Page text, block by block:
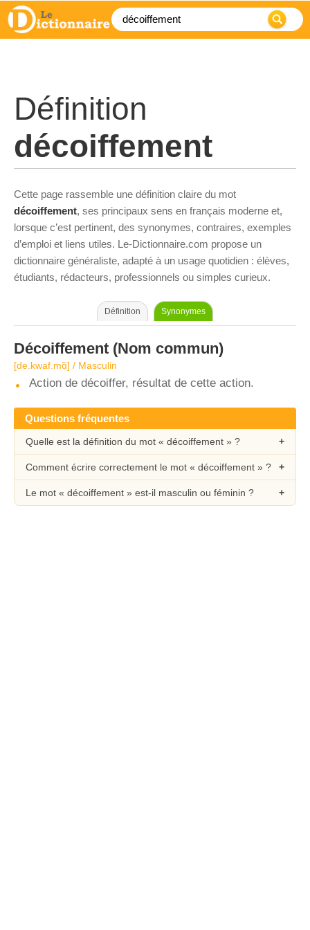
Définition
décoiffement
Cette page rassemble une définition claire du mot
décoiffement, ses principaux sens en français moderne et,
lorsque c’est pertinent, des synonymes, contraires, exemples
d’emploi et liens utiles. Le-Dictionnaire.com propose un
dictionnaire généraliste, adapté à un usage quotidien : élèves,
étudiants, rédacteurs, professionnels ou simples curieux.
Définition Synonymes
Décoiffement (Nom commun)
[de.kwaf.mɑ̃] / Masculin
Action de décoiffer, résultat de cette action.
Questions fréquentes
Quelle est la définition du mot « décoiffement » ?
Comment écrire correctement le mot « décoiffement » ?
Le mot « décoiffement » est-il masculin ou féminin ?